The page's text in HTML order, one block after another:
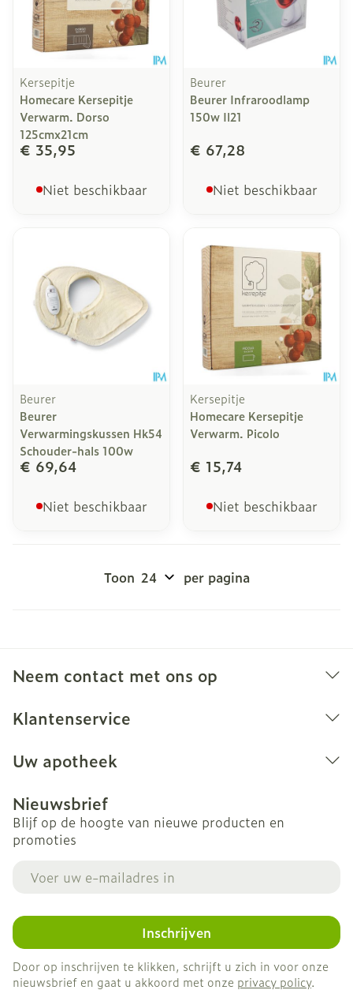
Kersepitje
Homecare Kersepitje
Verwarm. Dorso
125cmx21cm
€ 35,95
Niet beschikbaar
Beurer
Beurer Infraroodlamp
150w Il21
€ 67,28
Niet beschikbaar
Beurer
Beurer
Verwarmingskussen Hk54
Schouder-hals 100w
€ 69,64
Niet beschikbaar
Kersepitje
Homecare Kersepitje
Verwarm. Picolo
€ 15,74
Niet beschikbaar
Toon per pagina
Neem contact met ons op
Klantenservice
Uw apotheek
Nieuwsbrief
Blijf op de hoogte van nieuwe producten en
promoties
Inschrijven
Door op inschrijven te klikken, schrijft u zich in voor onze
nieuwsbrief en gaat u akkoord met onze privacy policy.